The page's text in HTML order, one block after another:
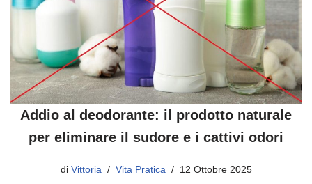
Addio al deodorante: il prodotto naturale
per eliminare il sudore e i cattivi odori
di Vittoria Vita Pratica 12 Ottobre 2025